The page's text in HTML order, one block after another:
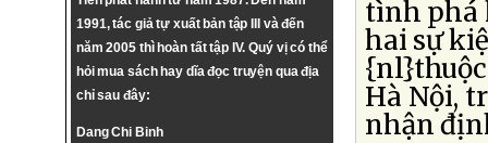
1991, tác giả tự xuất bản tập III và đến
năm 2005 thì hoàn tất tập IV. Quý vị có thể
hỏi mua sách hay dĩa đọc truyện qua địa
chỉ sau đây:
Dang Chi Binh
tình phá
hai sự
{nl}thuộc
Hà Nội,
nhận